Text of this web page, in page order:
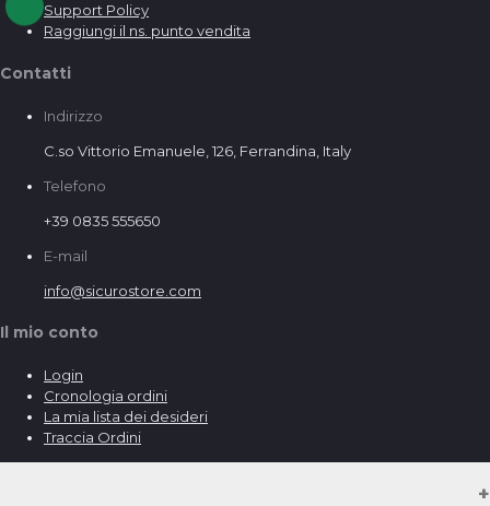
Support Policy
Raggiungi il ns. punto vendita
Contatti
Indirizzo
C.so Vittorio Emanuele, 126, Ferrandina, Italy
Telefono
+39 0835 555650
E-mail
info@sicurostore.com
Il mio conto
Login
Cronologia ordini
La mia lista dei desideri
Traccia Ordini